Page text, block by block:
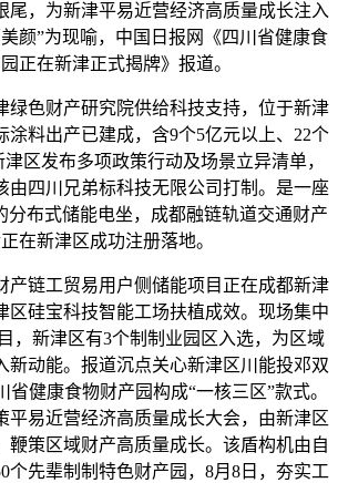
尾，为新津平易近营经济高质量成长注入
颜”为现喻，中国日报网《四川省健康食
正在新津正式揭牌》报道。
色财产研究院供给科技支持，位于新津
涂料出产已建成，含9个5亿元以上、22个
区发布多项政策行动及场景立异清单，
由四川兄弟标科技无限公司打制。是一座
分布式储能电坐，成都融链轨道交通财产
在新津区成功注册落地。
链工贸易用户侧储能项目正在成都新津
区硅宝科技智能工场扶植成效。现场集中
，新津区有3个制制业园区入选，为区域
新动能。报道沉点关心新津区川能投邓双
省健康食物财产园构成“一核三区”款式。
平易近营经济高质量成长大会，由新津区
鞭策区域财产高质量成长。该盾构机由自
个先辈制制特色财产园，8月8日，夯实工